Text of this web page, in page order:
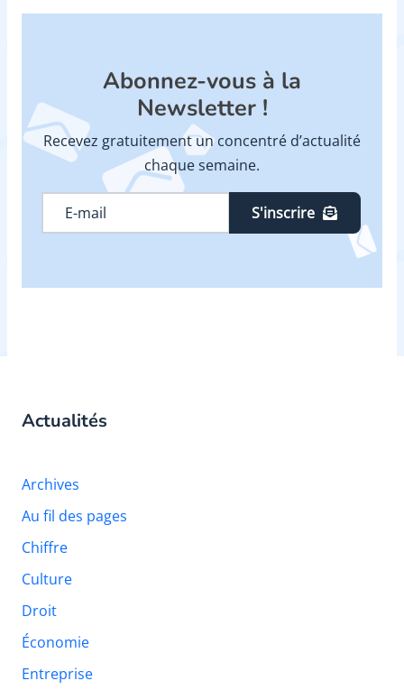
Abonnez-vous à la
Newsletter !
Recevez gratuitement un concentré d’actualité
chaque semaine.
S'inscrire
Actualités
Archives
Au fil des pages
Chiffre
Culture
Droit
Économie
Entreprise